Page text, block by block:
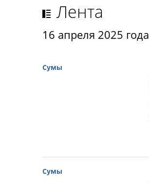
Лента
16 апреля 2025 года
Сумы
Сумы